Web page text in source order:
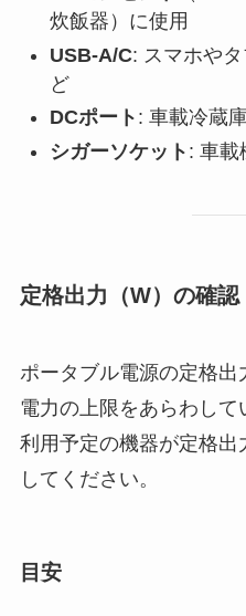
炊飯器）に使用
USB-A/C: スマホや
ど
DCポート : 車載冷蔵
シガーソケット : 車載
定格出力（W）の確認
ポータブル電源の定格
電力の上限をあらわして
利用予定の機器が定格
してください。
目安